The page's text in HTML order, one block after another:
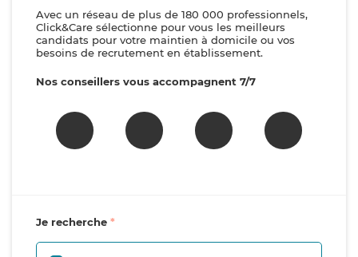
Avec un réseau de plus de 180 000 professionnels,
Click&Care sélectionne pour vous les meilleurs
candidats pour votre maintien à domicile ou vos
besoins de recrutement en établissement.
Nos conseillers vous accompagnent 7/7
Je recherche